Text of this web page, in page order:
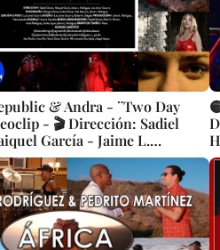
& Andra - ¨Two Day
- 🎬 Dirección: Sadiel
García - Jaime L.
Luis Javier Socorro